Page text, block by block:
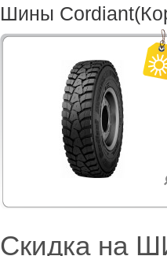
Шины
Скидка на